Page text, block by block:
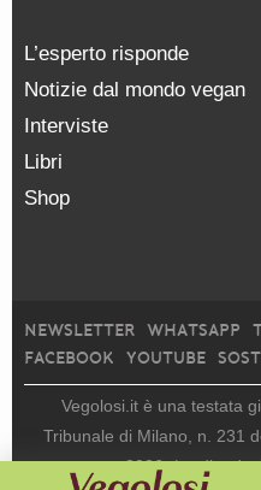
L’esperto risponde
Notizie dal mondo vegan
Interviste
Libri
Shop
NEWSLETTER WHATSAPP
FACEBOOK
YOUTUBE
Vegolosi.it è una testata
Tribunale di Milano, n. 231
2026 | edito da